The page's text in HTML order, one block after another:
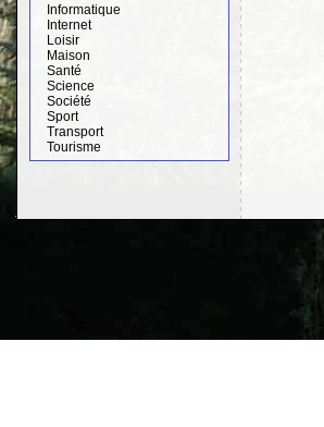
Informatique
Internet
Loisir
Maison
Santé
Science
Société
Sport
Transport
Tourisme